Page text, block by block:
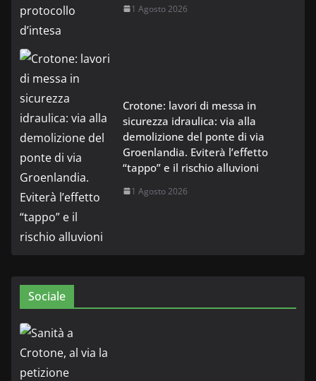
1 Agosto 2026
Crotone: lavori di messa in
sicurezza idraulica: via alla
demolizione del ponte di via
Groenlandia. Eviterà l’effetto
“tappo” e il rischio alluvioni
1 Agosto 2026
Sociale